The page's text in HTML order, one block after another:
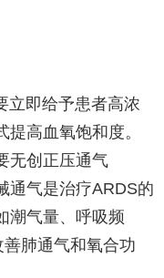
立即给予患者高浓
高血氧饱和度。
无创正压通气
通气是治疗ARDS的
潮气量、呼吸频
肺通气和氧合功